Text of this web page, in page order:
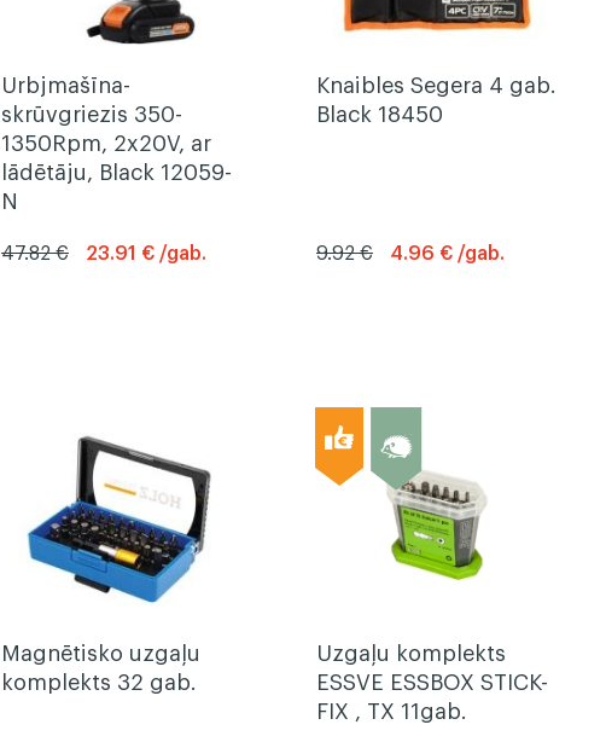
Urbjmašīna-
skrūvgriezis 350-
1350Rpm, 2x20V, ar
lādētāju, Black 12059-
N
47.82 € 23.91 € /gab.
Knaibles Segera 4 gab.
Black 18450
9.92 € 4.96 € /gab.
Magnētisko uzgaļu
komplekts 32 gab.
Uzgaļu komplekts
ESSVE ESSBOX STICK-
FIX , TX 11gab.